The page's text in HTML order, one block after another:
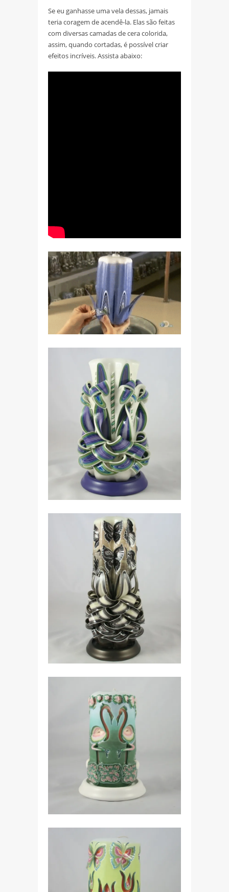
Se eu ganhasse uma vela dessas, jamais
teria coragem de acendê-la. Elas são feitas
com diversas camadas de cera colorida,
assim, quando cortadas, é possível criar
efeitos incríveis. Assista abaixo: